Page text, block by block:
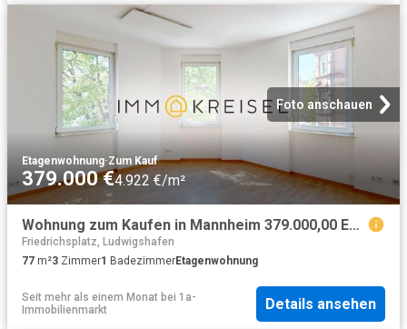
Foto anschauen
Etagenwohnung·Zum Kauf
379.000 €4.922 €/m²
Wohnung zum Kaufen in Mannheim 379.000,00 EUR 77 m²
Friedrichsplatz, Ludwigshafen
77 m²3 Zimmer1 BadezimmerEtagenwohnung
Seit mehr als einem Monat bei 1a-
Immobilienmarkt
Details ansehen